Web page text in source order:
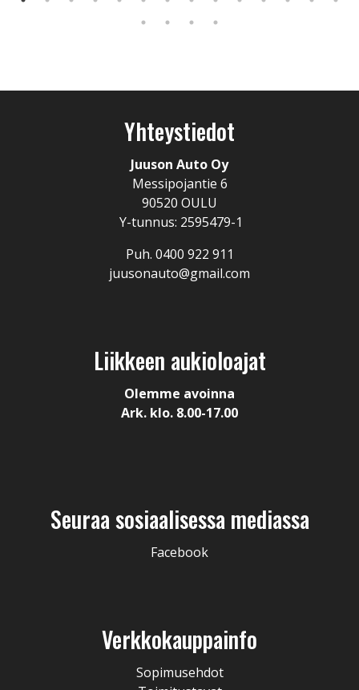
Yhteystiedot
Juuson Auto Oy
Messipojantie 6
90520 OULU
Y-tunnus: 2595479-1
Puh. 0400 922 911
juusonauto@gmail.com
Liikkeen aukioloajat
Olemme avoinna
Ark. klo. 8.00-17.00
Seuraa sosiaalisessa mediassa
Facebook
Verkkokauppainfo
Sopimusehdot